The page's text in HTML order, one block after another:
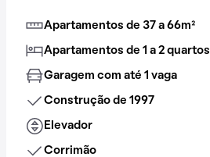
Apartamentos de 37 a 66m²
Apartamentos de 1 a 2 quartos
Garagem com até 1 vaga
Construção de 1997
Elevador
Corrimão